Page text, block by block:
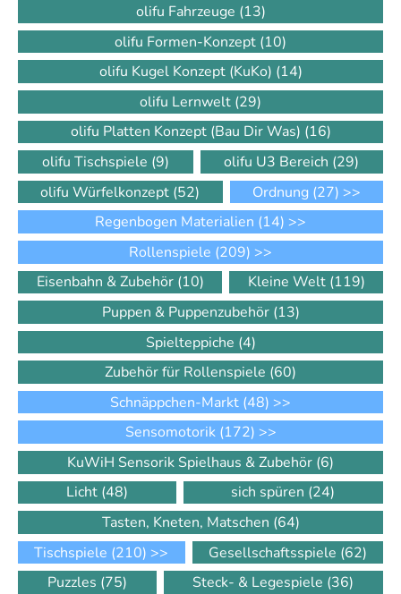
olifu Fahrzeuge (13)
olifu Formen-Konzept (10)
olifu Kugel Konzept (KuKo) (14)
olifu Lernwelt (29)
olifu Platten Konzept (Bau Dir Was) (16)
olifu Tischspiele (9) olifu U3 Bereich (29)
olifu Würfelkonzept (52) Ordnung (27) >>
Regenbogen Materialien (14) >>
Rollenspiele (209) >>
Eisenbahn & Zubehör (10) Kleine Welt (119)
Puppen & Puppenzubehör (13)
Spielteppiche (4)
Zubehör für Rollenspiele (60)
Schnäppchen-Markt (48) >>
Sensomotorik (172) >>
KuWiH Sensorik Spielhaus & Zubehör (6)
Licht (48) sich spüren (24)
Tasten, Kneten, Matschen (64)
Tischspiele (210) >> Gesellschaftsspiele (62)
Puzzles (75) Steck- & Legespiele (36)